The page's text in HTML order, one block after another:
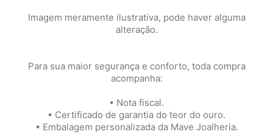
Imagem meramente ilustrativa, pode haver alguma
alteração.
Para sua maior segurança e conforto, toda compra
acompanha:
• Nota fiscal.
• Certificado de garantia do teor do ouro.
• Embalagem personalizada da Mave Joalheria.